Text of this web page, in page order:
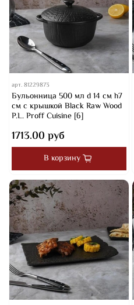
арт.81229873
Бульонница 500 мл d 14 см h7
см с крышкой Black Raw Wood
P.L. Proff Cuisine [6]
1713.00 руб
В корзину